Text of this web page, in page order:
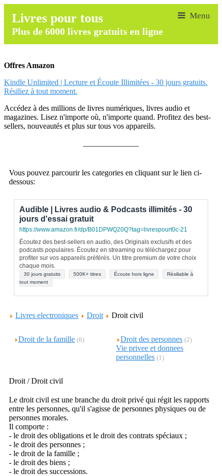
Livres pour tous
Plus de 6000 livres gratuits en ligne
Offres Amazon
Kindle Unlimited | Lecture et Écoute Illimitées - 30 jours gratuits.
Résiliez à tout moment.
Accédez à des millions de livres numériques, livres audio et
magazines. Lisez n'importe où, n'importe quand. Profitez des best-
sellers, nouveautés et plus sur tous vos appareils.
Vous pouvez parcourir les categories en cliquant sur le lien ci-
dessous:
Audible | Livres audio & Podcasts illimités - 30
jours d'essai gratuit
https://www.amazon.fr/dp/B01DPWQ20Q?tag=livrespourt0c-21
Écoutez des best-sellers en audio, des Originals exclusifs et des
podcasts populaires. Écoutez en streaming ou téléchargez pour
profiter sur vos appareils préférés. Un titre premium de votre choix
chaque mois.
30 jours gratuits 500K+ titres Écoute hors ligne
Résiliable à
tout moment
Livres electroniques Droit Droit civil
Droit de la famille (6) Droit des personnes (2)
Vie privee et donnees
personnelles (1)
Droit / Droit civil
Le droit civil est une branche du droit privé qui régit les rapports
entre les personnes, qu'il s'agisse de personnes physiques ou de
personnes morales.
Il comporte :
- le droit des obligations et le droit des contrats spéciaux ;
- le droit des personnes ;
- le droit de la famille ;
- le droit des biens ;
- le droit des successions.